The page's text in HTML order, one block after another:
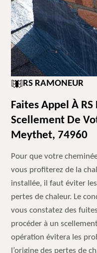
RS RAMONEUR
Faites Appel À
Scellement De
Meythet, 74960
Pour que votre
vous profiterez de la
installée, il faut éviter
pertes de chaleur. Le
vous constatez des
procéder à un
opération évitera les
l’origine des pertes de